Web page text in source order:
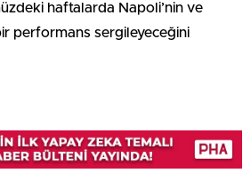
haftalarda Napoli’nin ve
performans sergileyeceğini